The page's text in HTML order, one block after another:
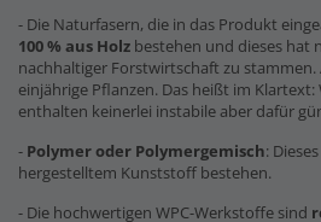
- Die Naturfasern, die in das Produkt
100 % aus Holz bestehen und dieses hat
nachhaltiger Forstwirtschaft zu
einjährige Pflanzen. Das heißt im Klartext:
enthalten keinerlei instabile aber dafür
- Polymer oder Polymergemisch:
hergestelltem Kunststoff bestehen.
- Die hochwertigen WPC-Werkstoffe sind